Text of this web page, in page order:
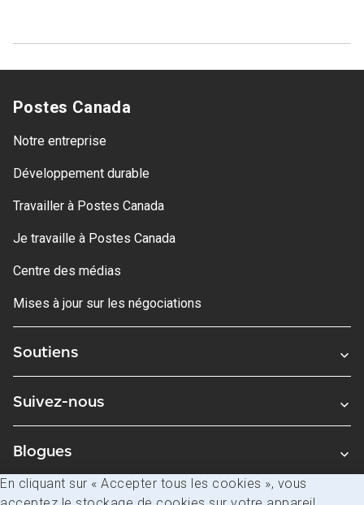
Postes Canada
Notre entreprise
Développement durable
Travailler à Postes Canada
Je travaille à Postes Canada
Centre des médias
Mises à jour sur les négociations
Soutiens
Suivez-nous
Blogues
En cliquant sur « Accepter tous les cookies », vous